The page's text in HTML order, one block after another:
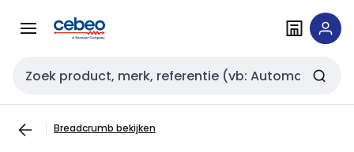
naar
naar
Zoekveld invoer
Breadcrumb bekijken